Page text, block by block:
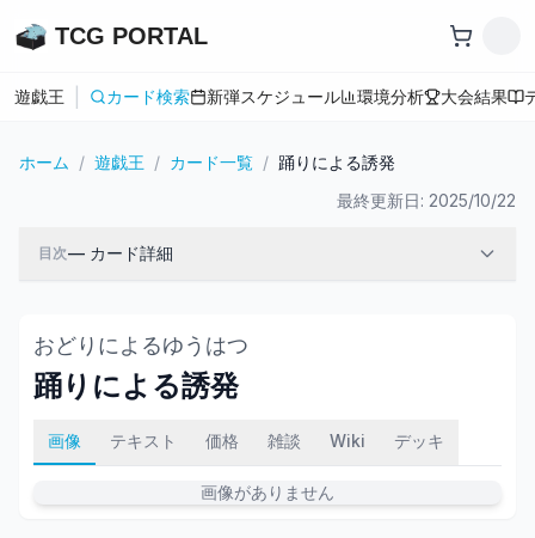
TCG PORTAL
遊戯王 カード検索 新弾スケジュール 環境分析 大会結果
ホーム / 遊戯王 / カード一覧 / 踊りによる誘発
最終更新日: 2025/10/22
目次— カード詳細
おどりによるゆうはつ
踊りによる誘発
画像 テキスト 価格 雑談 Wiki デッキ
画像がありません